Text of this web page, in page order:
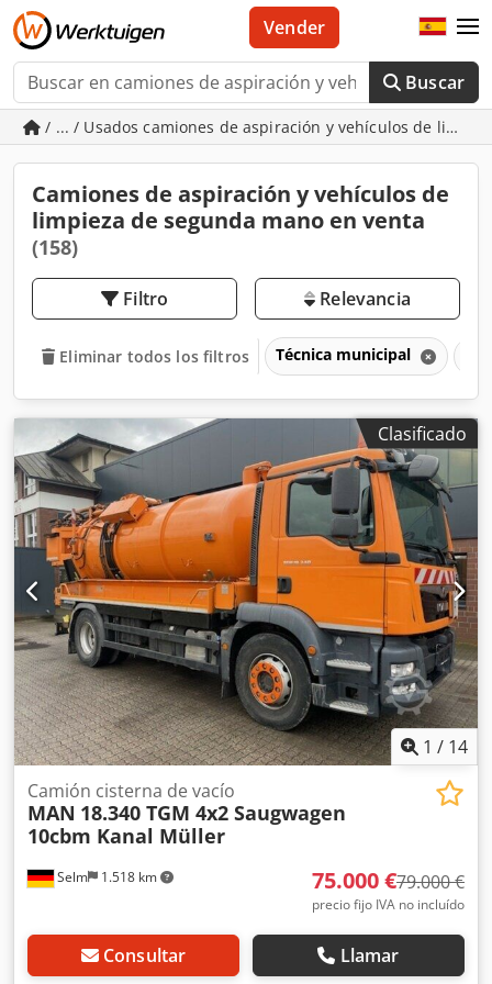
Buscar
Vender
/ ... / Usados camiones de aspiración y vehículos de
Camiones de aspiración y vehículos de
limpieza de segunda mano en venta
(158)
Filtro Relevancia
Eliminar todos los filtros Técnica municipal
Clasificado
1 / 14
Selm 1.518 km
Camión cisterna de vacío
MAN 18.340 TGM 4x2 Saugwagen
10cbm Kanal Müller
75.000 €79.000 €
precio fijo IVA no incluído
Consultar Llamar